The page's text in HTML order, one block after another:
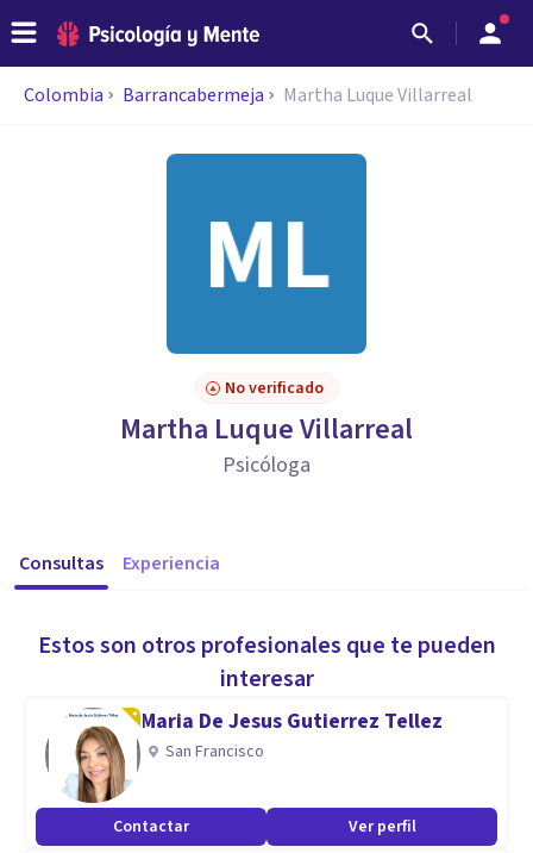
Colombia Barrancabermeja Martha Luque Villarreal
No verificado
Martha Luque Villarreal
Psicóloga
Consultas Experiencia
Estos son otros profesionales que te pueden
interesar
Maria De Jesus Gutierrez Tellez
San Francisco
Contactar Ver perfil